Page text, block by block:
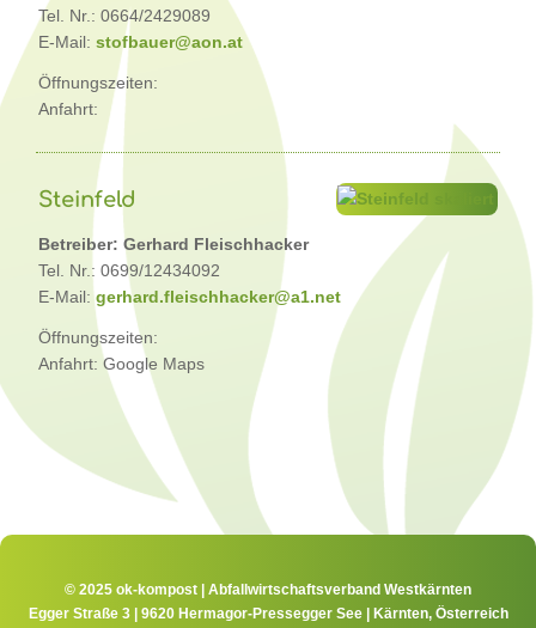
Tel. Nr.: 0664/2429089
E-Mail: stofbauer@aon.at
Öffnungszeiten:
Anfahrt:
Steinfeld
Betreiber: Gerhard Fleischhacker
Tel. Nr.: 0699/12434092
E-Mail:gerhard.fleischhacker@a1.net
Öffnungszeiten:
Anfahrt: Google Maps
© 2025 ok-kompost | Abfallwirtschaftsverband Westkärnten
Egger Straße 3 | 9620 Hermagor-Pressegger See | Kärnten, Österreich